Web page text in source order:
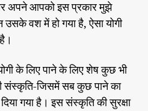
अपने आपको इस प्रकार मुझे
उसके वश में हो गया है, ऐसा योगी
के लिए पाने के लिए शेष कुछ भी
संस्कृति-जिसमें सब कुछ पाने का
गया है। इस संस्कृति की सुरक्षा